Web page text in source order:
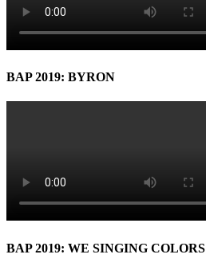
BAP 2019: BYRON
BAP 2019: WE SINGING COLORS